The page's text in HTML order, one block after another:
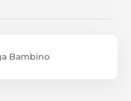
Bambino